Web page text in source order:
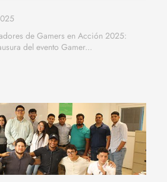
de Gamers en Acción 2025:
del evento Gamer...